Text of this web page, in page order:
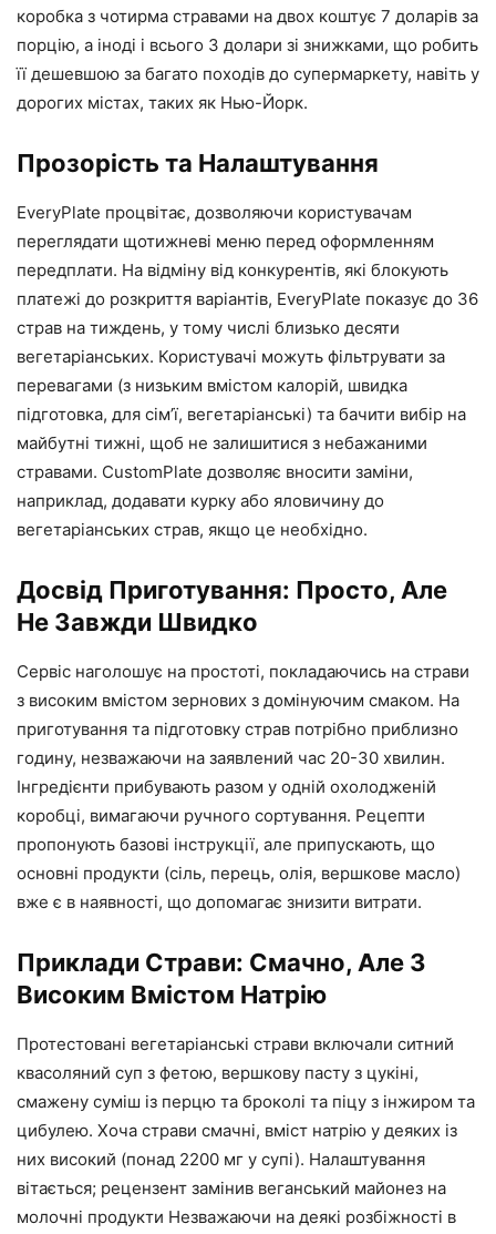
коробка з чотирма стравами на двох коштує 7 доларів за
порцію, а іноді і всього 3 долари зі знижками, що робить
її дешевшою за багато походів до супермаркету, навіть у
дорогих містах, таких як Нью-Йорк.
Прозорість та Налаштування
EveryPlate процвітає, дозволяючи користувачам
переглядати щотижневі меню перед оформленням
передплати. На відміну від конкурентів, які блокують
платежі до розкриття варіантів, EveryPlate показує до 36
страв на тиждень, у тому числі близько десяти
вегетаріанських. Користувачі можуть фільтрувати за
перевагами (з низьким вмістом калорій, швидка
підготовка, для сім’ї, вегетаріанські) та бачити вибір на
майбутні тижні, щоб не залишитися з небажаними
стравами. CustomPlate дозволяє вносити заміни,
наприклад, додавати курку або яловичину до
вегетаріанських страв, якщо це необхідно.
Досвід Приготування: Просто, Але
Не Завжди Швидко
Сервіс наголошує на простоті, покладаючись на страви
з високим вмістом зернових з домінуючим смаком. На
приготування та підготовку страв потрібно приблизно
годину, незважаючи на заявлений час 20-30 хвилин.
Інгредієнти прибувають разом у одній охолодженій
коробці, вимагаючи ручного сортування. Рецепти
пропонують базові інструкції, але припускають, що
основні продукти (сіль, перець, олія, вершкове масло)
вже є в наявності, що допомагає знизити витрати.
Приклади Страви: Смачно, Але З
Високим Вмістом Натрію
Протестовані вегетаріанські страви включали ситний
квасоляний суп з фетою, вершкову пасту з цукіні,
смажену суміш із перцю та броколі та піцу з інжиром та
цибулею. Хоча страви смачні, вміст натрію у деяких із
них високий (понад 2200 мг у супі). Налаштування
вітається; рецензент замінив веганський майонез на
молочні продукти Незважаючи на деякі розбіжності в